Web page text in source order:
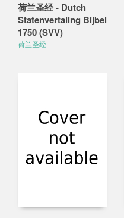
荷兰圣经 - Dutch
Statenvertaling Bijbel
1750 (SVV)
荷兰圣经